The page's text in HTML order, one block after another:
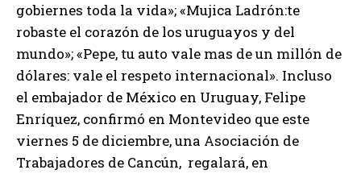
gobiernes toda la vida»; «Mujica Ladrón:te
robaste el corazón de los uruguayos y del
mundo»; «Pepe, tu auto vale mas de un millón de
dólares: vale el respeto internacional». Incluso
el embajador de México en Uruguay, Felipe
Enríquez, confirmó en Montevideo que este
viernes 5 de diciembre, una Asociación de
Trabajadores de Cancún, regalará, en